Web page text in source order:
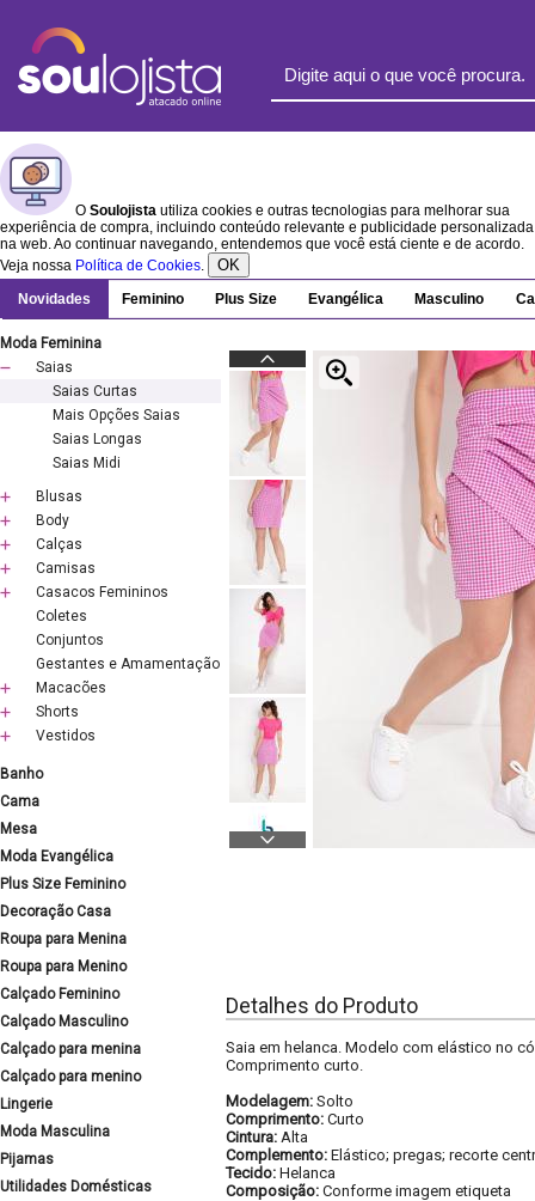
O Soulojista utiliza cookies e outras tecnologias para melhorar sua
experiência de compra, incluindo conteúdo relevante e publicidade personalizada
na web. Ao continuar navegando, entendemos que você está ciente e de acordo.
Veja nossa Política de Cookies. OK
Novidades Feminino Plus Size Evangélica Masculino
Moda Feminina
Saias
Saias Curtas
Mais Opções Saias
Saias Longas
Saias Midi
Blusas
Body
Calças
Camisas
Casacos Femininos
Coletes
Conjuntos
Gestantes e Amamentação
Macacões
Shorts
Vestidos
Banho
Cama
Mesa
Moda Evangélica
Plus Size Feminino
Decoração Casa
Roupa para Menina
Roupa para Menino
Calçado Feminino
Calçado Masculino
Calçado para menina
Calçado para menino
Lingerie
Moda Masculina
Pijamas
Utilidades Domésticas
Detalhes do Produto
Saia em helanca. Modelo com elástico no
Comprimento curto.
Modelagem: Solto
Comprimento: Curto
Cintura: Alta
Complemento: Elástico; pregas; recorte
Tecido: Helanca
Composição: Conforme imagem etiqueta